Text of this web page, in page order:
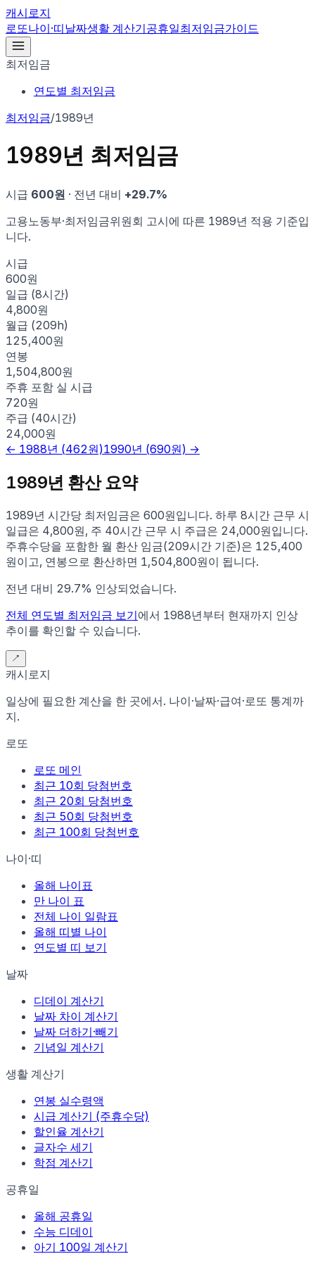
캐시로지
로또나이·띠날짜생활 계산기공휴일최저임금가이드
최저임금
연도별 최저임금
최저임금/1989년
1989년 최저임금
시급 600원 · 전년 대비 +29.7%
고용노동부·최저임금위원회 고시에 따른 1989년 적용 기준입
니다.
시급
600원
일급 (8시간)
4,800원
월급 (209h)
125,400원
연봉
1,504,800원
주휴 포함 실 시급
720원
주급 (40시간)
24,000원
← 1988년 (462원)1990년 (690원) →
1989년 환산 요약
1989년 시간당 최저임금은 600원입니다. 하루 8시간 근무 시
일급은 4,800원, 주 40시간 근무 시 주급은 24,000원입니다.
주휴수당을 포함한 월 환산 임금(209시간 기준)은 125,400
원이고, 연봉으로 환산하면 1,504,800원이 됩니다.
전년 대비 29.7% 인상되었습니다.
전체 연도별 최저임금 보기에서 1988년부터 현재까지 인상
추이를 확인할 수 있습니다.
↗
캐시로지
일상에 필요한 계산을 한 곳에서. 나이·날짜·급여·로또 통계까
지.
로또
로또 메인
최근 10회 당첨번호
최근 20회 당첨번호
최근 50회 당첨번호
최근 100회 당첨번호
나이·띠
올해 나이표
만 나이 표
전체 나이 일람표
올해 띠별 나이
연도별 띠 보기
날짜
디데이 계산기
날짜 차이 계산기
날짜 더하기·빼기
기념일 계산기
생활 계산기
연봉 실수령액
시급 계산기 (주휴수당)
할인율 계산기
글자수 세기
학점 계산기
공휴일
올해 공휴일
수능 디데이
아기 100일 계산기